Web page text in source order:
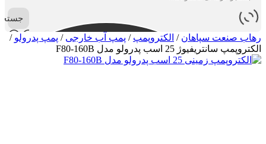
رهاب صنعت سپاهان / الکتروپمپ / پمپ آب خارجی / پمپ پدرولو /
الکتروپمپ سانتریفیوژ 25 اسب پدرولو مدل F80-160B